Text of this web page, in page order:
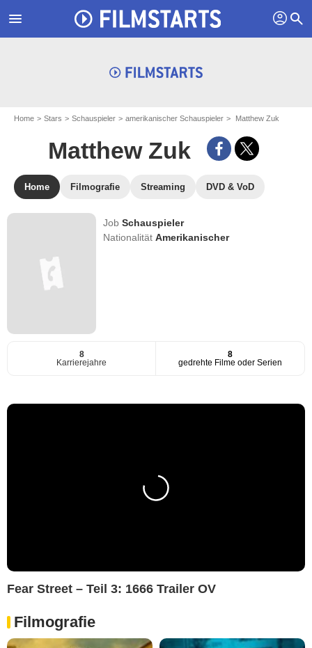
menu profil search
Home Stars Schauspieler amerikanischer Schauspieler Matthew Zuk
Matthew Zuk
Home Filmografie Streaming DVD & VoD
JobSchauspieler
NationalitätAmerikanischer
8
Karrierejahre
8
gedrehte Filme oder Serien
Fear Street – Teil 3: 1666 Trailer OV
Filmografie